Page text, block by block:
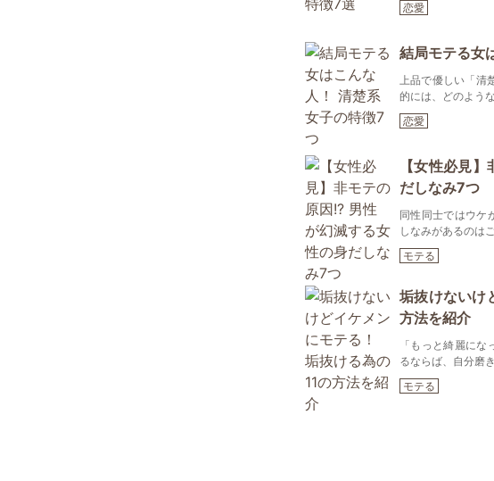
恋愛
結局モテる女
上品で優しい「清
的には、どのよう
恋愛
【女性必見
だしなみ7つ
同性同士ではウケ
しなみがあるのは
モテる
垢抜けないけ
方法を紹介
「もっと綺麗に
るならば、自分磨
モテる